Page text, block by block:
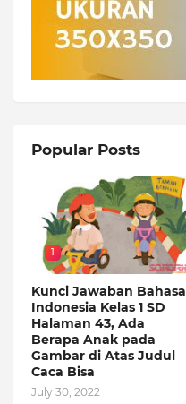
Popular Posts
1
Kunci Jawaban Bahasa
Indonesia Kelas 1 SD
Halaman 43, Ada
Berapa Anak pada
Gambar di Atas Judul
Caca Bisa
July 30, 2022